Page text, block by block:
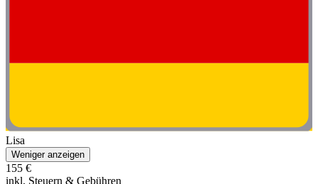
Lisa
Weniger anzeigen
155 €
inkl. Steuern & Gebühren